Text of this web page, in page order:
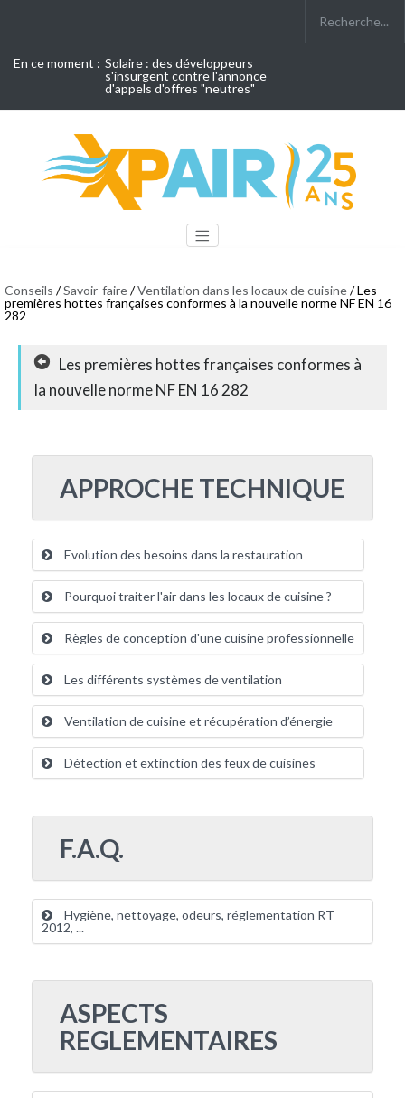
En ce moment : Solaire : des développeurs
s'insurgent contre l'annonce
d'appels d'offres "neutres"
Conseils /Savoir-faire/Ventilation dans les locaux de cuisine/ Les
premières hottes françaises conformes à la nouvelle norme NF EN 16
282
Les premières hottes françaises conformes à
la nouvelle norme NF EN 16 282
APPROCHE TECHNIQUE
Evolution des besoins dans la restauration
Pourquoi traiter l'air dans les locaux de cuisine ?
Règles de conception d'une cuisine professionnelle
Les différents systèmes de ventilation
Ventilation de cuisine et récupération d’énergie
Détection et extinction des feux de cuisines
F.A.Q.
Hygiène, nettoyage, odeurs, réglementation RT
2012, ...
ASPECTS
REGLEMENTAIRES